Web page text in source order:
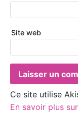
Site web
Ce site utilise
En savoir plus